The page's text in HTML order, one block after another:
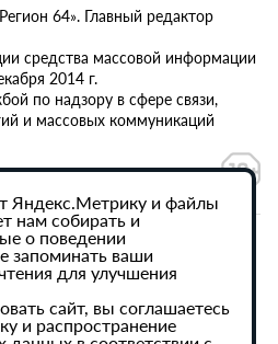
64». Главный редактор
средства массовой информации
2014 г.
по надзору в сфере связи,
и массовых коммуникаций
персональных данных
сайта активная
64» обязательна.
Яндекс.Метрику и файлы
нам собирать и
о поведении
запоминать ваши
для улучшения
сайт, вы соглашаетесь
и распространение